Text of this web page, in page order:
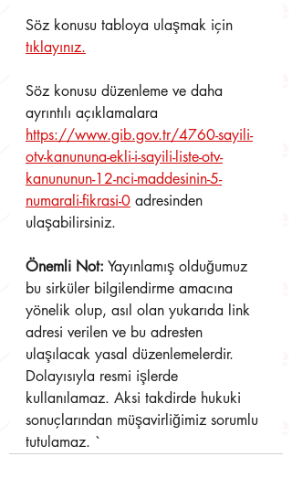
Söz konusu tabloya ulaşmak için
tıklayınız.
Söz konusu düzenleme ve daha
ayrıntılı açıklamalara
https://www.gib.gov.tr/4760-sayili-
otv-kanununa-ekli-i-sayili-liste-otv-
kanununun-12-nci-maddesinin-5-
numarali-fikrasi-0 adresinden
ulaşabilirsiniz.
Önemli Not: Yayınlamış olduğumuz
bu sirküler bilgilendirme amacına
yönelik olup, asıl olan yukarıda link
adresi verilen ve bu adresten
ulaşılacak yasal düzenlemelerdir.
Dolayısıyla resmi işlerde
kullanılamaz. Aksi takdirde hukuki
sonuçlarından müşavirliğimiz sorumlu
tutulamaz. `